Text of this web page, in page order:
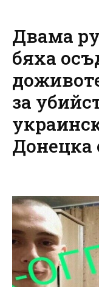
Двама
бяха
за
Донецка